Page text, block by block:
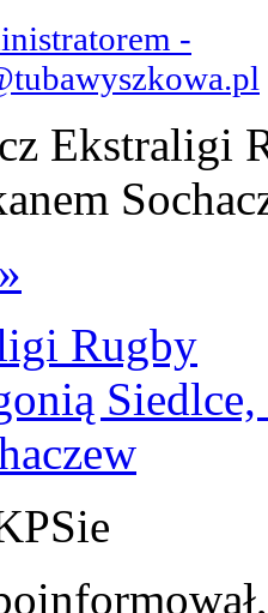
-
Ekstraligi